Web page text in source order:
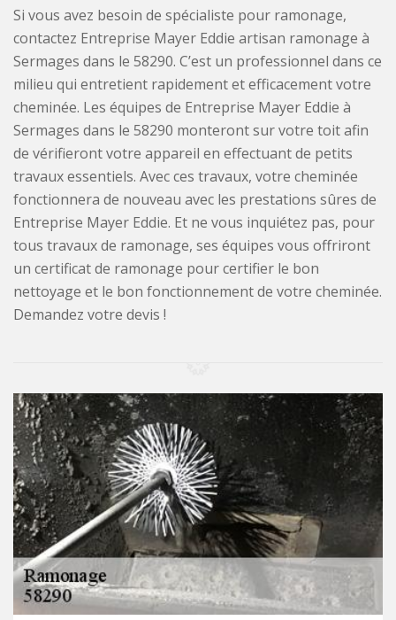
Si vous avez besoin de spécialiste pour ramonage,
contactez Entreprise Mayer Eddie artisan ramonage à
Sermages dans le 58290. C’est un professionnel dans ce
milieu qui entretient rapidement et efficacement votre
cheminée. Les équipes de Entreprise Mayer Eddie à
Sermages dans le 58290 monteront sur votre toit afin
de vérifieront votre appareil en effectuant de petits
travaux essentiels. Avec ces travaux, votre cheminée
fonctionnera de nouveau avec les prestations sûres de
Entreprise Mayer Eddie. Et ne vous inquiétez pas, pour
tous travaux de ramonage, ses équipes vous offriront
un certificat de ramonage pour certifier le bon
nettoyage et le bon fonctionnement de votre cheminée.
Demandez votre devis !